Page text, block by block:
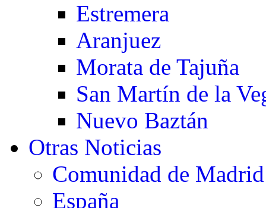
Estremera
Aranjuez
Morata de Tajuña
San Martín de la
Nuevo Baztán
Otras Noticias
Comunidad de Madrid
España